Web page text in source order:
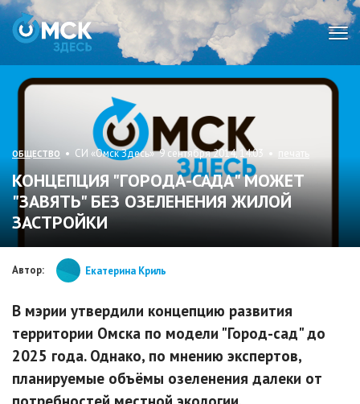
ОБЩЕСТВО • СИ «Омск Здесь» 9 сентября 2014, 14:03 • печать
КОНЦЕПЦИЯ "ГОРОДА-САДА" МОЖЕТ
"ЗАВЯТЬ" БЕЗ ОЗЕЛЕНЕНИЯ ЖИЛОЙ
ЗАСТРОЙКИ
Автор: Екатерина Криль
В мэрии утвердили концепцию развития
территории Омска по модели "Город-сад" до
2025 года. Однако, по мнению экспертов,
планируемые объёмы озеленения далеки от